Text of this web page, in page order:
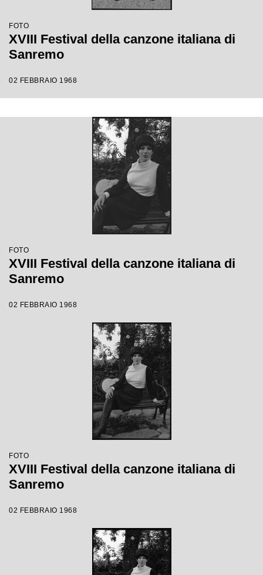
FOTO
XVIII Festival della canzone italiana di
Sanremo
02 FEBBRAIO 1968
FOTO
XVIII Festival della canzone italiana di
Sanremo
02 FEBBRAIO 1968
FOTO
XVIII Festival della canzone italiana di
Sanremo
02 FEBBRAIO 1968